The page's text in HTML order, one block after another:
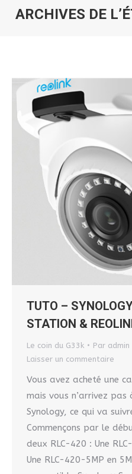
ARCHIVES DE
TUTO –
STATION &
Le coin du G33k Par admin
Laisser un commentaire
Vous avez acheté une
mais vous n’arrivez
Synology, ce qui va
Commençons par le
deux RLC-420 : Une
Une RLC-420-5MP en